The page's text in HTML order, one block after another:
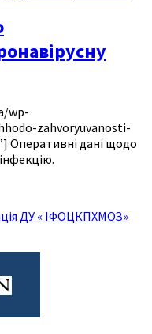
wp-
zahvoryuvanosti-
Оперативні дані щодо
ДУ « ІФОЦКПХМОЗ»